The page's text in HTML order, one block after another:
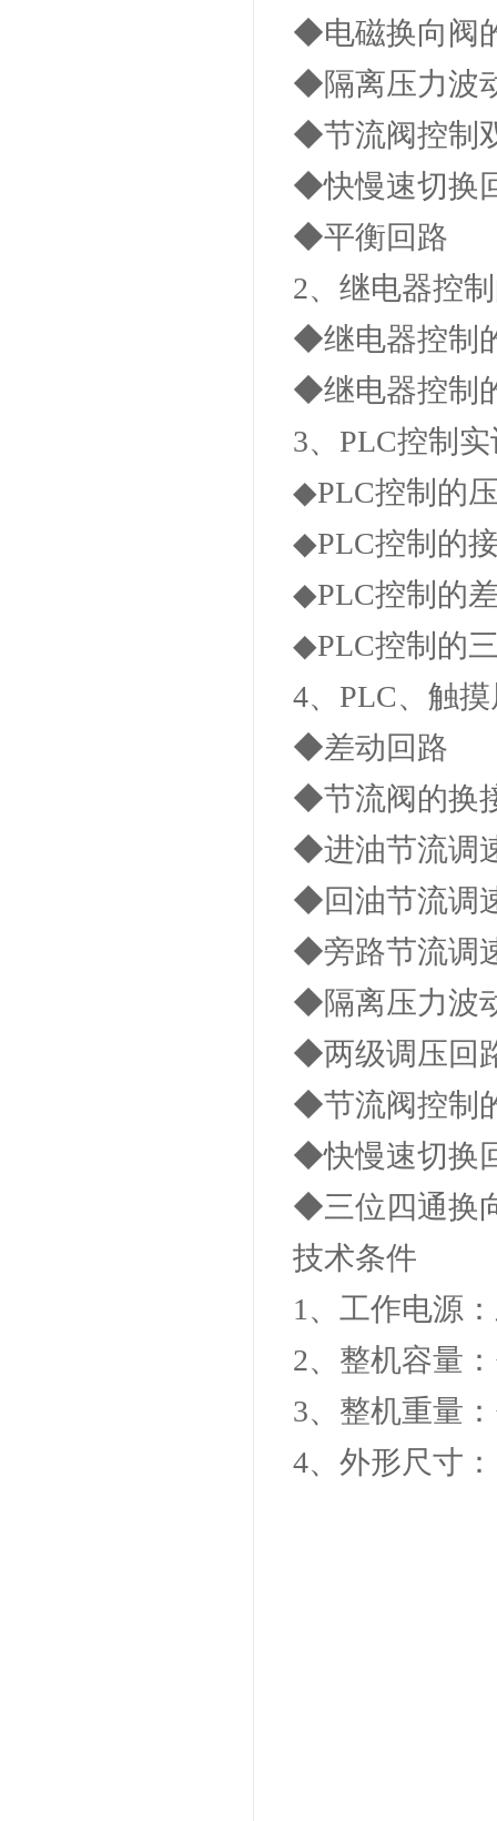
◆电磁换向阀
◆隔离压力波
◆节流阀控制
◆快慢速切换
◆平衡回路
2、继电器控
◆继电器控制
◆继电器控制
3、PLC控制
◆PLC控制的
◆PLC控制的
◆PLC控制的
◆PLC控制的
4、PLC、触
◆差动回路
◆节流阀的换
◆进油节流调
◆回油节流调
◆旁路节流调
◆隔离压力波
◆两级调压回
◆节流阀控制
◆快慢速切换
◆三位四通换
技术条件
1、工作电源
2、整机容量
3、整机重量
4、外形尺寸